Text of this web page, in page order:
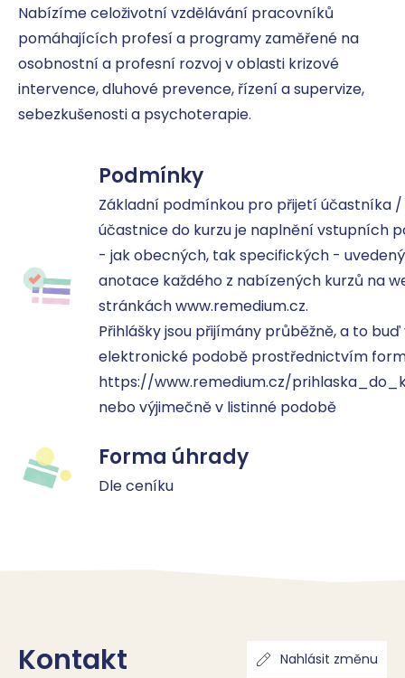
Nabízíme celoživotní vzdělávání pracovníků
pomáhajících profesí a programy zaměřené na
osobnostní a profesní rozvoj v oblasti krizové
intervence, dluhové prevence, řízení a supervize,
sebezkušenosti a psychoterapie.
Podmínky
Základní podmínkou pro přijetí účastníka /
účastnice do kurzu je naplnění vstupních
- jak obecných, tak specifických -
anotace každého z nabízených kurzů na
stránkách www.remedium.cz.
Přihlášky jsou přijímány průběžně, a to buď
elektronické podobě prostřednictvím
https://www.remedium.cz/
nebo výjimečně v listinné podobě
Forma úhrady
Dle ceníku
Kontakt Nahlásit změnu